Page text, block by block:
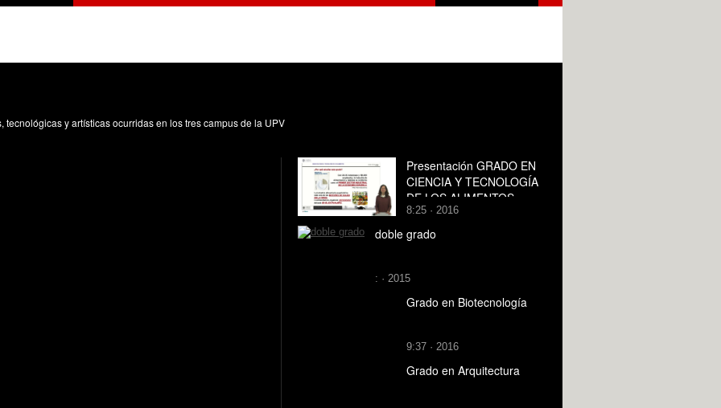
y artísticas ocurridas en los tres campus de la UPV
Presentación GRADO EN
CIENCIA Y TECNOLOGÍA
DE LOS ALIMENTOS
8:25 · 2016
doble grado
: · 2015
Grado en Biotecnología
9:37 · 2016
Grado en Arquitectura